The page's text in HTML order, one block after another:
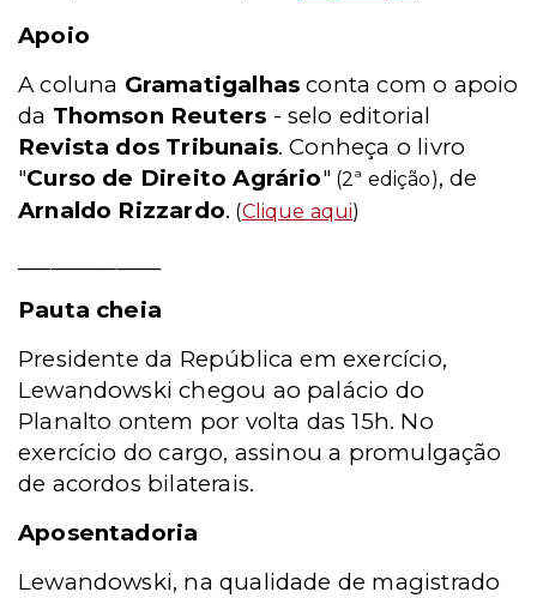
Apoio
A coluna Gramatigalhasconta com o apoio
da Thomson Reuters - selo editorial
Revista dos Tribunais. Conheça o livro
"Curso de Direito Agrário" (2ª edição), de
Arnaldo Rizzardo. (Clique aqui)
Pauta cheia
Presidente da República em exercício,
Lewandowski chegou ao palácio do
Planalto ontem por volta das 15h. No
exercício do cargo, assinou a promulgação
de acordos bilaterais.
Aposentadoria
Lewandowski, na qualidade de magistrado